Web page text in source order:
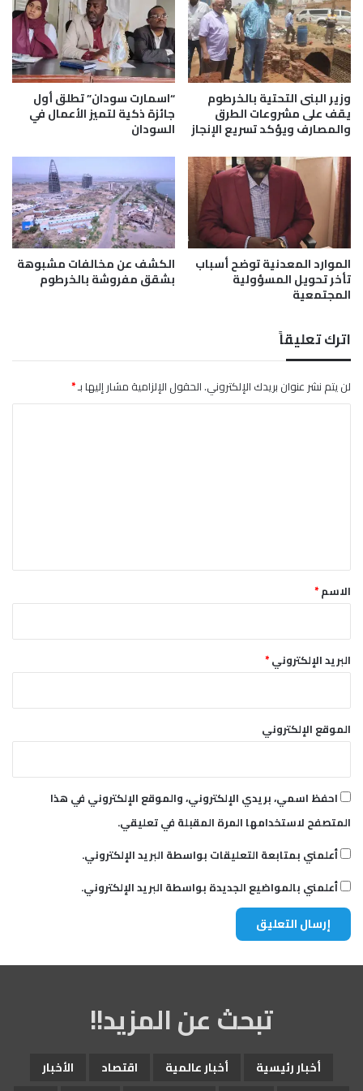
ا
د
ة
ت
أ
ه
ي
ل
ت
ط
ق
ط
ا
ع
ل
ك
ه
ر
ب
و
د
ا
ن
ت
ع
ا
و
ا
ف
ا
ض
م
د
د
ا
وزير البنى التحتية بالخرطوم
يقف على مشروعات الطرق
والمصارف ويؤكد تسريع الإنجاز
“اسمارت سودان” تطلق أول
جائزة ذكية لتميز الأعمال في
السودان
الموارد المعدنية توضح أسباب
تأخر تحويل المسؤولية
المجتمعية
الكشف عن مخالفات مشبوهة
بشقق مفروشة بالخرطوم
اترك تعليقاً
لن يتم نشر عنوان بريدك الإلكتروني.الحقول الإلزامية مشار إليها بـ*
*الاسم*
البريد الإلكتروني*
الموقع الإلكتروني
احفظ اسمي، بريدي الإلكتروني، والموقع الإلكتروني في هذا
المتصفح لاستخدامها المرة المقبلة في تعليقي.
أعلمني بمتابعة التعليقات بواسطة البريد الإلكتروني.
أعلمني بالمواضيع الجديدة بواسطة البريد الإلكتروني.
تبحث عن المزيد!!
أخبار رئيسية أخبار عالمية اقتصاد
الأخبار